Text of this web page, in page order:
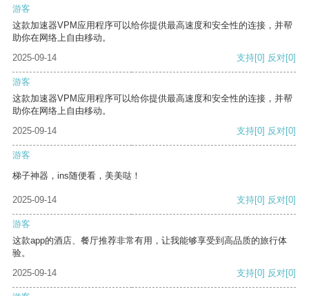
游客
这款加速器VPM应用程序可以给你提供最高速度和安全性的连接，并帮
助你在网络上自由移动。
2025-09-14
支持[0] 反对[0]
游客
这款加速器VPM应用程序可以给你提供最高速度和安全性的连接，并帮
助你在网络上自由移动。
2025-09-14
支持[0] 反对[0]
游客
梯子神器，ins随便看，美美哒！
2025-09-14 支持[0] 反对[0]
游客
这款app的酒店、餐厅推荐非常有用，让我能够享受到高品质的旅行体
验。
2025-09-14
支持[0] 反对[0]